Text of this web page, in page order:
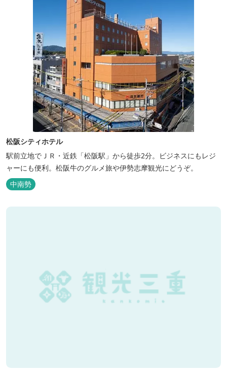
松阪シティホテル
駅前立地でＪＲ・近鉄「松阪駅」から徒歩2分。ビジネスにもレジ
ャーにも便利。松阪牛のグルメ旅や伊勢志摩観光にどうぞ。
中南勢